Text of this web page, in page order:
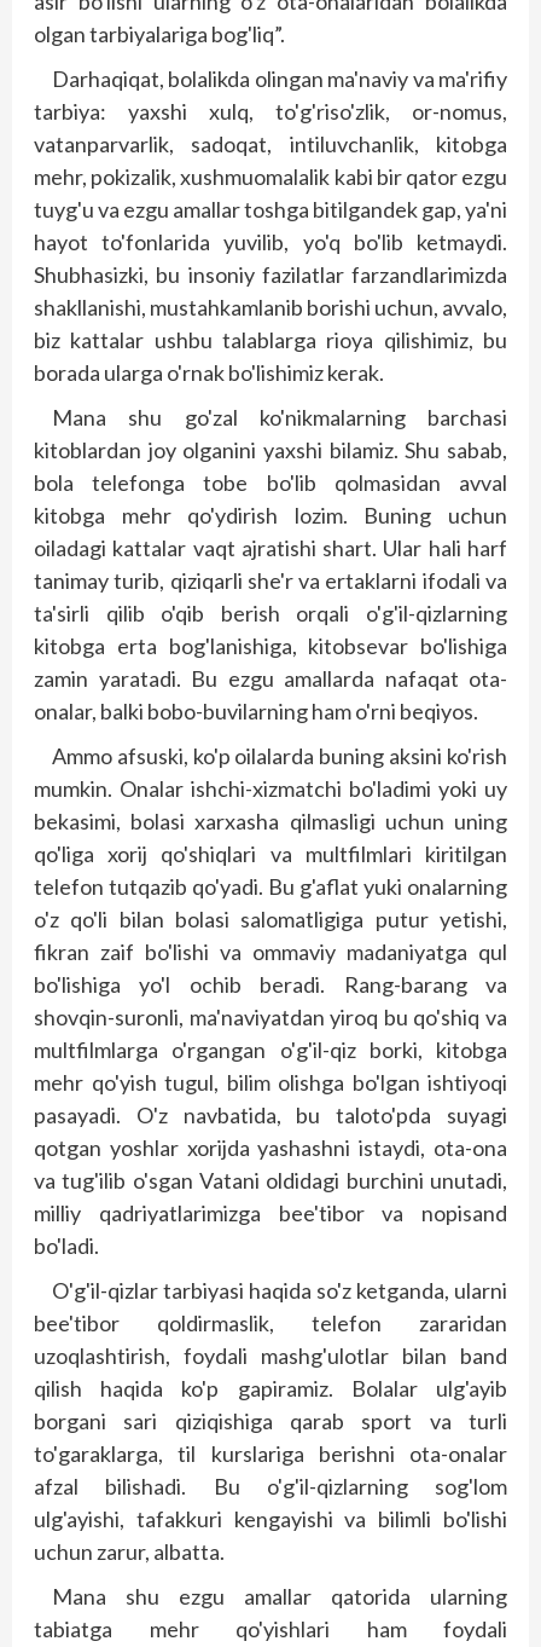
olgan tarbiyalariga bog'liq”.
Darhaqiqat, bolalikda olingan ma'naviy va ma'rifiy
tarbiya: yaxshi xulq, to'g'riso'zlik, or-nomus,
vatanparvarlik, sadoqat, intiluvchanlik, kitobga
mehr, pokizalik, xushmuomalalik kabi bir qator ezgu
tuyg'u va ezgu amallar toshga bitilgandek gap, ya'ni
hayot to'fonlarida yuvilib, yo'q bo'lib ketmaydi.
Shubhasizki, bu insoniy fazilatlar farzandlarimizda
shakllanishi, mustahkamlanib borishi uchun, avvalo,
biz kattalar ushbu talablarga rioya qilishimiz, bu
borada ularga o'rnak bo'lishimiz kerak.
Mana shu go'zal ko'nikmalarning barchasi
kitoblardan joy olganini yaxshi bilamiz. Shu sabab,
bola telefonga tobe bo'lib qolmasidan avval
kitobga mehr qo'ydirish lozim. Buning uchun
oiladagi kattalar vaqt ajratishi shart. Ular hali harf
tanimay turib, qiziqarli she'r va ertaklarni ifodali va
ta'sirli qilib o'qib berish orqali o'g'il-qizlarning
kitobga erta bog'lanishiga, kitobsevar bo'lishiga
zamin yaratadi. Bu ezgu amallarda nafaqat ota-
onalar, balki bobo-buvilarning ham o'rni beqiyos.
Ammo afsuski, ko'p oilalarda buning aksini ko'rish
mumkin. Onalar ishchi-xizmatchi bo'ladimi yoki uy
bekasimi, bolasi xarxasha qilmasligi uchun uning
qo'liga xorij qo'shiqlari va multfilmlari kiritilgan
telefon tutqazib qo'yadi. Bu g'aflat yuki onalarning
o'z qo'li bilan bolasi salomatligiga putur yetishi,
fikran zaif bo'lishi va ommaviy madaniyatga qul
bo'lishiga yo'l ochib beradi. Rang-barang va
shovqin-suronli, ma'naviyatdan yiroq bu qo'shiq va
multfilmlarga o'rgangan o'g'il-qiz borki, kitobga
mehr qo'yish tugul, bilim olishga bo'lgan ishtiyoqi
pasayadi. O'z navbatida, bu taloto'pda suyagi
qotgan yoshlar xorijda yashashni istaydi, ota-ona
va tug'ilib o'sgan Vatani oldidagi burchini unutadi,
milliy qadriyatlarimizga bee'tibor va nopisand
bo'ladi.
O'g'il-qizlar tarbiyasi haqida so'z ketganda, ularni
bee'tibor qoldirmaslik, telefon zararidan
uzoqlashtirish, foydali mashg'ulotlar bilan band
qilish haqida ko'p gapiramiz. Bolalar ulg'ayib
borgani sari qiziqishiga qarab sport va turli
to'garaklarga, til kurslariga berishni ota-onalar
afzal bilishadi. Bu o'g'il-qizlarning sog'lom
ulg'ayishi, tafakkuri kengayishi va bilimli bo'lishi
uchun zarur, albatta.
Mana shu ezgu amallar qatorida ularning
tabiatga mehr qo'yishlari ham foydali